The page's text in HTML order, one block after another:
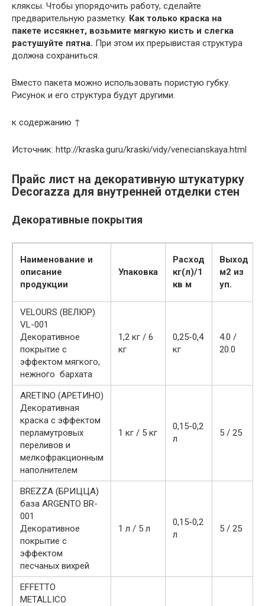
кляксы. Чтобы упорядочить работу, сделайте
предварительную разметку. Как только краска на
пакете иссякнет, возьмите мягкую кисть и слегка
растушуйте пятна. При этом их прерывистая структура
должна сохраниться.
Вместо пакета можно использовать пористую губку.
Рисунок и его структура будут другими.
к содержанию ↑
Источник: http://kraska.guru/kraski/vidy/venecianskaya.html
Прайс лист на декоративную штукатурку
Decorazza для внутренней отделки стен
Декоративные покрытия
Наименование и
описание
продукции
Упаковка
Расход
кг(л)/1
кв м
Выход
м2 из
уп.
VELOURS (ВЕЛЮР)
VL-001
Декоративное
покрытие с
эффектом мягкого,
нежного бархата
1,2 кг / 6
кг
0,25-0,4
кг
4.0 /
20.0
ARETINO (АРЕТИНО)
Декоративная
краска с эффектом
перламутровых
переливов и
мелкофракционным
наполнителем
1 кг / 5 кг
0,15-0,2
л
5 / 25
BREZZA (БРИЦЦА)
база ARGENTO BR-
001
Декоративное
покрытие с
эффектом
песчаных вихрей
1 л / 5 л
0,15-0,2
л
5 / 25
EFFETTO
METALLICO